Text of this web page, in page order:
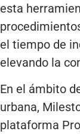
esta
el tiempo de
elevando la
En el ámbito
urbana,
plataforma